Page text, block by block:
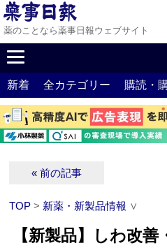
薬のことなら薬事日報ウェブサイト
新着 全カテゴリー 購読・
« 前の記事
TOP > 新薬・新製品情報 ∨
【新製品】しわ改